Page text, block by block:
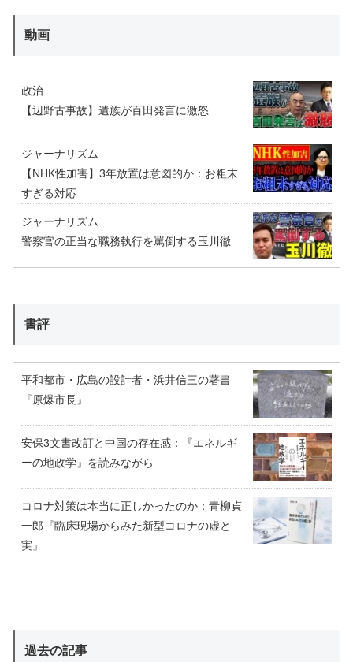
動画
政治
【辺野古事故】遺族が百田発言に激怒
ジャーナリズム
【NHK性加害】3年放置は意図的か：お粗末
すぎる対応
ジャーナリズム
警察官の正当な職務執行を罵倒する玉川徹
書評
平和都市・広島の設計者・浜井信三の著書
『原爆市長』
安保3文書改訂と中国の存在感：『エネルギ
ーの地政学』を読みながら
コロナ対策は本当に正しかったのか：青柳貞
一郎『臨床現場からみた新型コロナの虚と
実』
過去の記事